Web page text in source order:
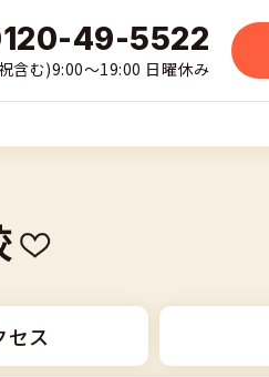
49-5522
含む)9:00〜19:00 日曜休み
セス